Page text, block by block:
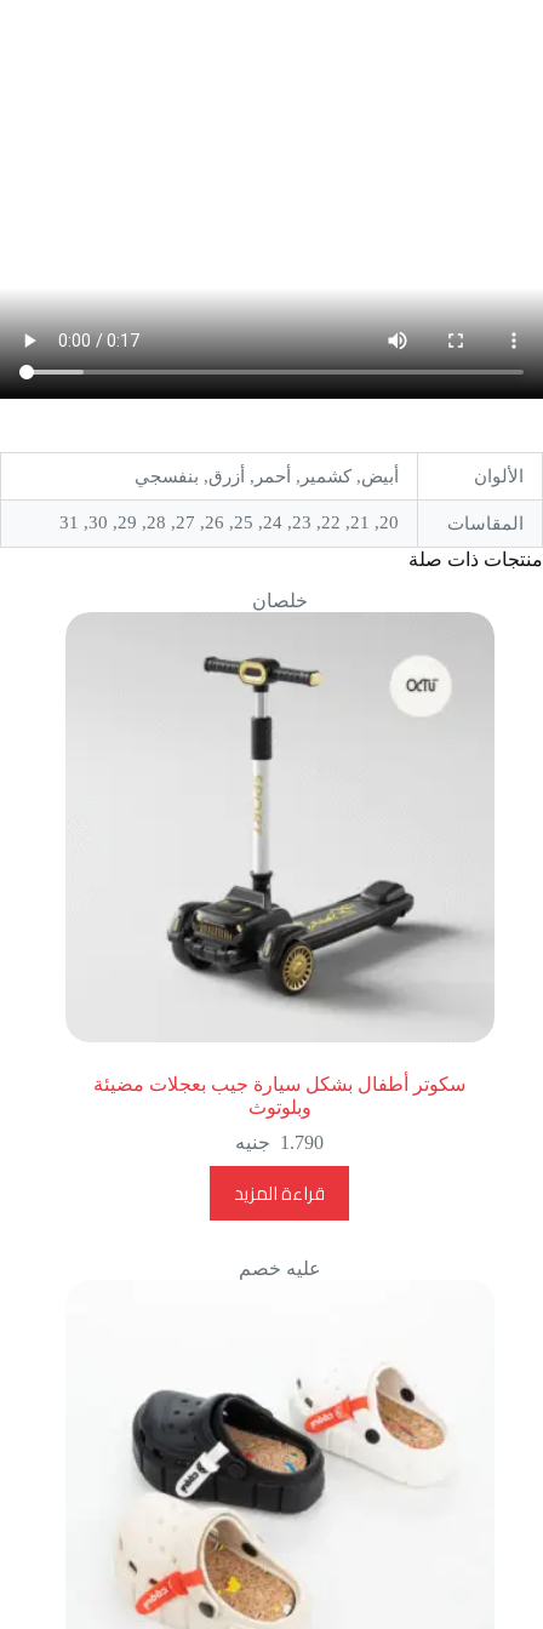
الألوان أبيض, كشمير, أحمر, أزرق, بنفسجي
المقاسات 20, 21, 22, 23, 24, 25, 26, 27, 28, 29, 30, 31
منتجات ذات صلة
خلصان
سكوتر أطفال بشكل سيارة جيب بعجلات مضيئة
وبلوتوث
1.790 جنيه
قراءة المزيد
عليه خصم